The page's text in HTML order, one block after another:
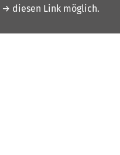
→ diesen Link möglich.